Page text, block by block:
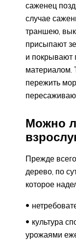
саженец
случае
траншею,
присыпают
и покрывают
материалом.
пережить
Можно
Прежде
дерево, по
которое
культура
урожаями